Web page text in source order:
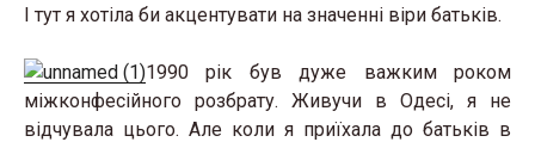
І тут я хотіла би акцентувати на значенні віри батьків.
1990 рік був дуже важким роком
міжконфесійного розбрату. Живучи в Одесі, я не
відчувала цього. Але коли я приїхала до батьків в